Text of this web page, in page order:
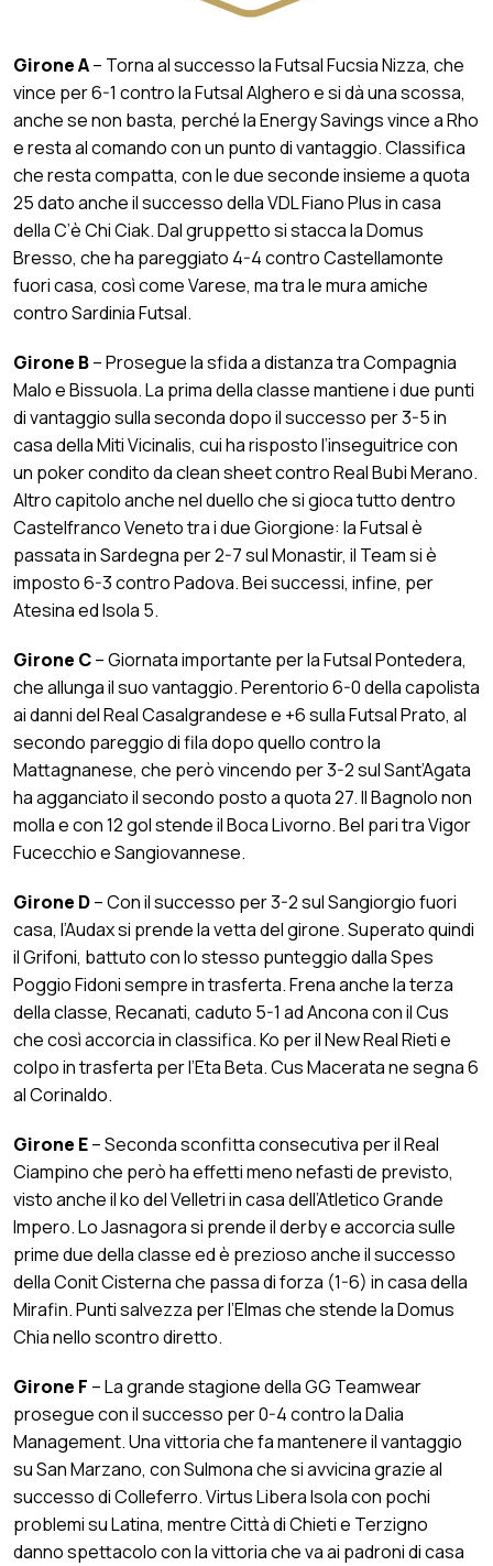
Girone A– Torna al successo la Futsal Fucsia Nizza, che
vince per 6-1 contro la Futsal Alghero e si dà una scossa,
anche se non basta, perché la Energy Savings vince a Rho
e resta al comando con un punto di vantaggio. Classifica
che resta compatta, con le due seconde insieme a quota
25 dato anche il successo della VDL Fiano Plus in casa
della C’è Chi Ciak. Dal gruppetto si stacca la Domus
Bresso, che ha pareggiato 4-4 contro Castellamonte
fuori casa, così come Varese, ma tra le mura amiche
contro Sardinia Futsal.
Girone B– Prosegue la sfida a distanza tra Compagnia
Malo e Bissuola. La prima della classe mantiene i due punti
di vantaggio sulla seconda dopo il successo per 3-5 in
casa della Miti Vicinalis, cui ha risposto l’inseguitrice con
un poker condito da clean sheet contro Real Bubi Merano.
Altro capitolo anche nel duello che si gioca tutto dentro
Castelfranco Veneto tra i due Giorgione: la Futsal è
passata in Sardegna per 2-7 sul Monastir, il Team si è
imposto 6-3 contro Padova. Bei successi, infine, per
Atesina ed Isola 5.
Girone C– Giornata importante per la Futsal Pontedera,
che allunga il suo vantaggio. Perentorio 6-0 della capolista
ai danni del Real Casalgrandese e +6 sulla Futsal Prato, al
secondo pareggio di fila dopo quello contro la
Mattagnanese, che però vincendo per 3-2 sul Sant’Agata
ha agganciato il secondo posto a quota 27. Il Bagnolo non
molla e con 12 gol stende il Boca Livorno. Bel pari tra Vigor
Fucecchio e Sangiovannese.
Girone D– Con il successo per 3-2 sul Sangiorgio fuori
casa, l’Audax si prende la vetta del girone. Superato quindi
il Grifoni, battuto con lo stesso punteggio dalla Spes
Poggio Fidoni sempre in trasferta. Frena anche la terza
della classe, Recanati, caduto 5-1 ad Ancona con il Cus
che così accorcia in classifica. Ko per il New Real Rieti e
colpo in trasferta per l’Eta Beta. Cus Macerata ne segna 6
al Corinaldo.
Girone E– Seconda sconfitta consecutiva per il Real
Ciampino che però ha effetti meno nefasti de previsto,
visto anche il ko del Velletri in casa dell’Atletico Grande
Impero. Lo Jasnagora si prende il derby e accorcia sulle
prime due della classe ed è prezioso anche il successo
della Conit Cisterna che passa di forza (1-6) in casa della
Mirafin. Punti salvezza per l’Elmas che stende la Domus
Chia nello scontro diretto.
Girone F – La grande stagione della GG Teamwear
prosegue con il successo per 0-4 contro la Dalia
Management. Una vittoria che fa mantenere il vantaggio
su San Marzano, con Sulmona che si avvicina grazie al
successo di Colleferro. Virtus Libera Isola con pochi
problemi su Latina, mentre Città di Chieti e Terzigno
danno spettacolo con la vittoria che va ai padroni di casa